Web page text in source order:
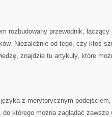
rozbudowany przewodnik, łączący
Niezależnie od tego, czy ktoś
znajdzie tu artykuły, które
języka z merytorycznym
którego można zaglądać zawsze